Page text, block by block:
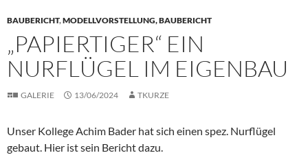
BAUBERICHT,MODELLVORSTELLUNG, BAUBERICHT
„PAPIERTIGER“ EIN
NURFLÜGEL IM EIGENBAU
GALERIE 13/06/2024 TKURZE
Unser Kollege Achim Bader hat sich einen spez. Nurflügel
gebaut. Hier ist sein Bericht dazu.